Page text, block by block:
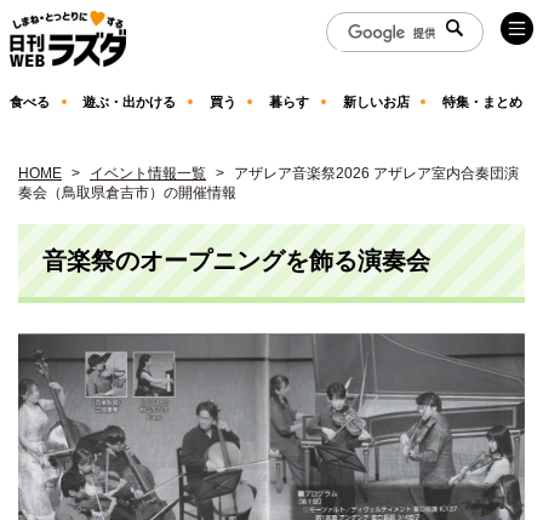
食べる 遊ぶ・出かける 買う 暮らす 新しいお店 特集・まとめ
HOME イベント情報一覧
アザレア音楽祭2026 アザレア室内合奏団演
奏会（鳥取県倉吉市）の開催情報
音楽祭のオープニングを飾る演奏会